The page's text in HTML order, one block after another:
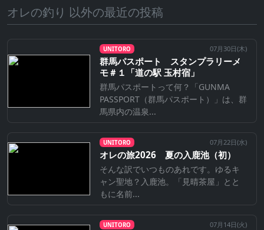
オレの釣り 以外の最近の投稿
UNITORO 07月30日(木)
群馬パスポート スタンプラリーメ
モ＃１「道の駅 玉村宿」
群馬パスポートって何？「GUNMA
PASSPORT（群馬パスポート）」は、群
馬県内の温泉...
UNITORO 07月22日(水)
オレの旅2026 夏の入鹿池（初）
そんな訳でいつものあれです。ゆるキ
ャン聖地？入鹿池。「見晴茶屋」とと
もに名前...
UNITORO 07月14日(火)